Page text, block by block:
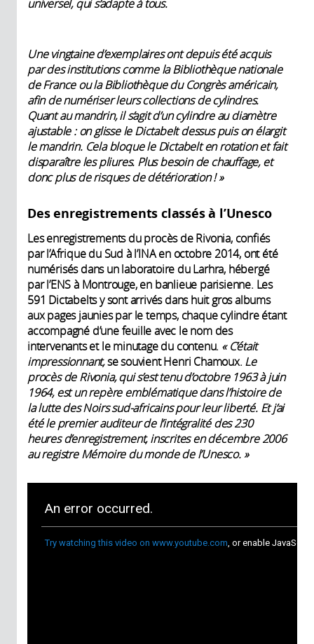
universel, qui s’adapte à tous.
Une vingtaine d’exemplaires ont depuis été acquis
par des institutions comme la Bibliothèque nationale
de France ou la Bibliothèque du Congrès américain,
afin de numériser leurs collections de cylindres.
Quant au mandrin, il s’agit d’un cylindre au diamètre
ajustable : on glisse le Dictabelt dessus puis on élargit
le mandrin. Cela bloque le Dictabelt en rotation et fait
disparaître les pliures. Plus besoin de chauffage, et
donc plus de risques de détérioration ! »
Des enregistrements classés à l’Unesco
Les enregistrements du procès de Rivonia, confiés
par l’Afrique du Sud à l’INA en octobre 2014, ont été
numérisés dans un laboratoire du Larhra, hébergé
par l’ENS à Montrouge, en banlieue parisienne. Les
591 Dictabelts y sont arrivés dans huit gros albums
aux pages jaunies par le temps, chaque cylindre étant
accompagné d’une feuille avec le nom des
intervenants et le minutage du contenu. « C’était
impressionnant,se souvient Henri Chamoux. Le
procès de Rivonia, qui s’est tenu d’octobre 1963 à juin
1964, est un repère emblématique dans l’histoire de
la lutte des Noirs sud-africains pour leur liberté. Et j’ai
été le premier auditeur de l’intégralité des 230
heures d’enregistrement, inscrites en décembre 2006
au registre Mémoire du monde de l’Unesco. »